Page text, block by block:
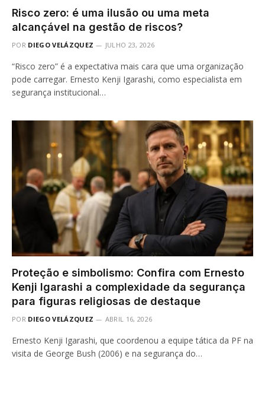
Risco zero: é uma ilusão ou uma meta
alcançável na gestão de riscos?
POR DIEGO VELÁZQUEZ JULHO 23, 2026
“Risco zero” é a expectativa mais cara que uma organização
pode carregar. Ernesto Kenji Igarashi, como especialista em
segurança institucional…
Proteção e simbolismo: Confira com Ernesto
Kenji Igarashi a complexidade da segurança
para figuras religiosas de destaque
POR DIEGO VELÁZQUEZ ABRIL 16, 2026
Ernesto Kenji Igarashi, que coordenou a equipe tática da PF na
visita de George Bush (2006) e na segurança do…